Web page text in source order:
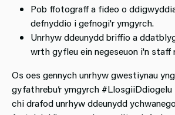
Pob ffotograff a fideo o
defnyddio i gefnogi'r ymgyrch.
Unrhyw ddeunydd briffio a
wrth gyfleu ein negeseuon i'n staff
Os oes gennych unrhyw gwestiynau
gyfathrebu’r ymgyrch #LlosgiiDdiogelu
chi drafod unrhyw ddeunydd